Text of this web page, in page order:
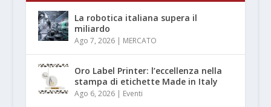
La robotica italiana supera il
miliardo
Ago 7, 2026| MERCATO
Oro Label Printer: l’eccellenza nella
stampa di etichette Made in Italy
Ago 6, 2026| Eventi